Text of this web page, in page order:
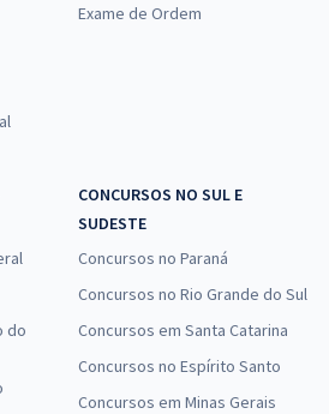
Exame de Ordem
do
CONCURSOS NO SUL E
SUDESTE
Concursos no Paraná
Concursos no Rio Grande do Sul
Concursos em Santa Catarina
Concursos no Espírito Santo
Concursos em Minas Gerais